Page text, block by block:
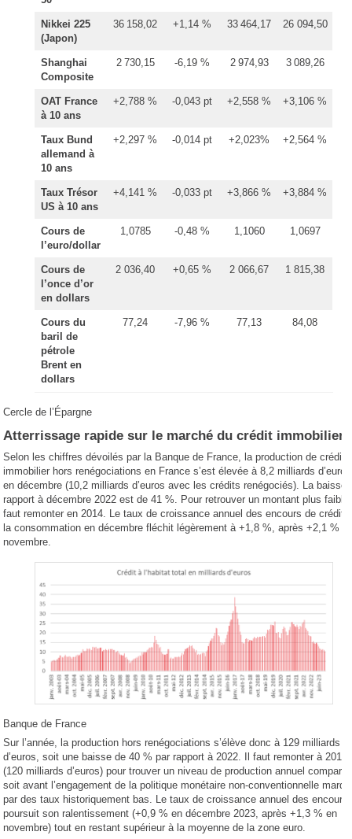
Nikkei 225
(Japon)
36 158,02 +1,14 % 33 464,17 26 094,50
Shanghai
Composite
2 730,15 -6,19 % 2 974,93 3 089,26
OAT France
à 10 ans
+2,788 % -0,043 pt +2,558 % +3,106 %
Taux Bund
allemand à
10 ans
+2,297 % -0,014 pt +2,023% +2,564 %
Taux Trésor
US à 10 ans
+4,141 % -0,033 pt +3,866 % +3,884 %
Cours de
l’euro/dollar
1,0785 -0,48 % 1,1060 1,0697
Cours de
l’once d’or
en dollars
2 036,40 +0,65 % 2 066,67 1 815,38
Cours du
baril de
pétrole
Brent en
dollars
77,24 -7,96 % 77,13 84,08
Cercle de l’Épargne
Atterrissage rapide sur le marché du crédit immobilier
Selon les chiffres dévoilés par la Banque de France, la production de crédit
immobilier hors renégociations en France s’est élevée à 8,2 milliards d’euros
en décembre (10,2 milliards d’euros avec les crédits renégociés). La baisse
rapport à décembre 2022 est de 41 %. Pour retrouver un montant plus
faut remonter en 2014. Le taux de croissance annuel des encours de crédits
la consommation en décembre fléchit légèrement à +1,8 %, après +2,1 %
novembre.
Banque de France
Sur l’année, la production hors renégociations s’élève donc à 129 milliards
d’euros, soit une baisse de 40 % par rapport à 2022. Il faut remonter à 2015
(120 milliards d’euros) pour trouver un niveau de production annuel
soit avant l’engagement de la politique monétaire non-conventionnelle
par des taux historiquement bas. Le taux de croissance annuel des encours
poursuit son ralentissement (+0,9 % en décembre 2023, après +1,3 % en
novembre) tout en restant supérieur à la moyenne de la zone euro.